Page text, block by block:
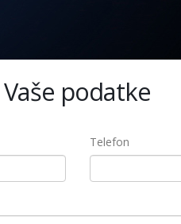
podatke
Telefon